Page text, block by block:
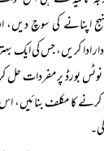
اپنانے کی سوچ
ادا کریں، جس کی ایک
بورڈ پر مفردات حل
کا مکلف بنائیں،